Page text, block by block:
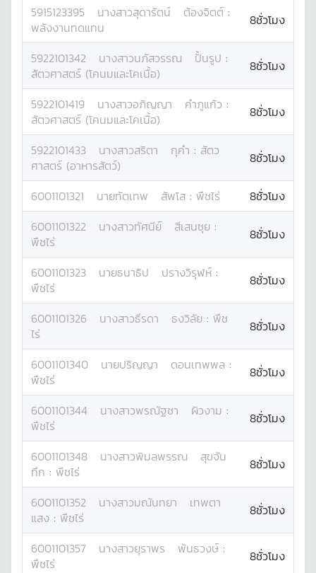
5915123395 นางสาวสุดารัตน์ ต้องจิตต์ :
พลังงานทดแทน
8ชั่วโมง
5922101342 นางสาวนภัสวรรณ ปั้นรูป :
สัตวศาสตร์ (โคนมและโคเนื้อ)
8ชั่วโมง
5922101419 นางสาวอภิญญา คำภูแก้ว :
สัตวศาสตร์ (โคนมและโคเนื้อ)
8ชั่วโมง
5922101433 นางสาวสริตา กุคำ : สัตว
ศาสตร์ (อาหารสัตว์)
8ชั่วโมง
6001101321 นายทัตเทพ สัพโส : พืชไร่
8ชั่วโมง
6001101322
นางสาวทัศนีย์ สีเสนซุย :
พืชไร่
8ชั่วโมง
6001101323 นายธนาธิป ปรางวิรุฬห์ :
พืชไร่
8ชั่วโมง
6001101326 นางสาวธีรดา ธงวิลัย : พืช
ไร่
8ชั่วโมง
6001101340 นายปริญญา ดอนเทพพล :
พืชไร่
8ชั่วโมง
6001101344 นางสาวพรณัฐชา ผิวงาม :
พืชไร่
8ชั่วโมง
6001101348 นางสาวพิมลพรรณ
สุขจัน
ทึก : พืชไร่ 8ชั่วโมง
6001101352 นางสาวมณันทยา
เทพตา
แสง : พืชไร่ 8ชั่วโมง
6001101357 นางสาวยุราพร พันธวงษ์ :
พืชไร่
8ชั่วโมง